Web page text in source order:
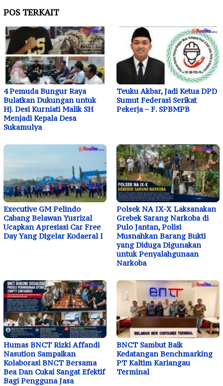
POS TERKAIT
4 Pemuda Bungur Raya
Bulatkan Dukungan untuk
Hj. Desi Kurniati Malik SH
Menjadi Kepala Desa
Sukamulya
Teuku Akbar, Jadi Ketua DPD
Sumut Federasi Serikat
Pekerja – F. SPBMPB
Executive GM Pelindo
Cabang Belawan Yusrizal
Ucapkan Apresiasi Car Free
Day Yang Digelar Kodaeral I
Polsek NA IX-X Laksanakan
Grebek Sarang Narkoba di
Pulo Jantan, Polisi
Musnahkan Barang Bukti
yang Diduga Digunakan
untuk Penyalahgunaan
Narkoba
Humas BNCT Rizki Affandi
Nasution Sampaikan
Kolaborasi BNCT Bersama
Bea Dan Cukai Sangat Efektif
Bagi Pengguna Jasa
BNCT Sambut Baik
Kedatangan Benchmarking
PT Kaltim Kariangau
Terminal